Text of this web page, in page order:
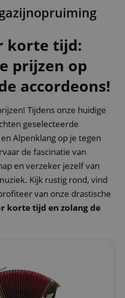
korte tijd:
prijzen op
accordeons!
Tijdens onze huidige
geselecteerde
Alpenklang op je tegen
de fascinatie van
en verzeker jezelf van
Kijk rustig rond, vind
van onze drastische
korte tijd en zolang de